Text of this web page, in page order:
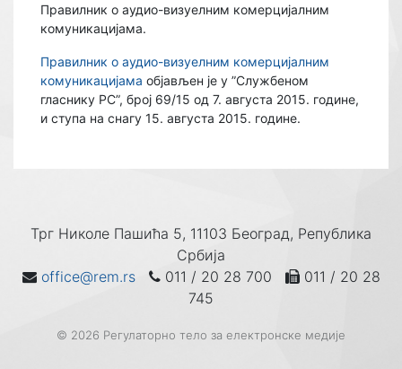
Правилник о аудио-визуелним комерцијалним
комуникацијама.
Правилник о аудио-визуелним комерцијалним
комуникацијама објављен је у ”Службеном
гласнику РС”, број 69/15 од 7. августа 2015. године,
и ступа на снагу 15. августа 2015. године.
Трг Николе Пашића 5, 11103 Београд, Република
Србија
office@rem.rs
011 / 20 28 700
011 / 20 28
745
© 2026 Регулаторно тело за електронске медије